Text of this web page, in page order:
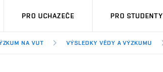
PRO UCHAZEČE PRO STUDENTY
NA VUT VÝSLEDKY VĚDY A VÝZKUMU